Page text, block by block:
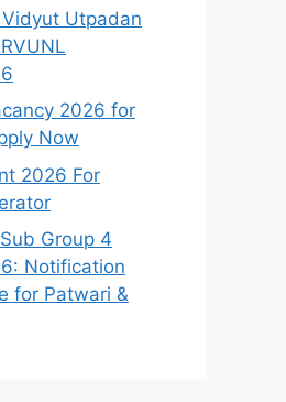
Utpadan
2026 for
Now
2026 For
Group 4
Notification
for Patwari &